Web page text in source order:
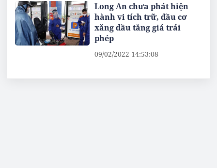
Long An chưa phát hiện
hành vi tích trữ, đầu cơ
xăng dầu tăng giá trái
phép
09/02/2022 14:53:08